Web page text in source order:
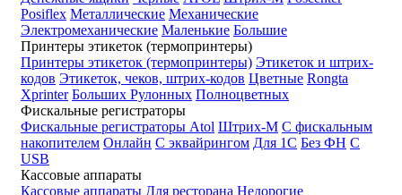
Posiflex Металлические Механические
Электромеханические Маленькие Большие
Принтеры этикеток (термопринтеры)
Принтеры этикеток (термопринтеры) Этикеток и штрих-
кодов Этикеток, чеков, штрих-кодов Цветные Rongta
Xprinter Больших Рулонных Полноцветных
Фискальные регистраторы
Фискальные регистраторы Atol Штрих-М С фискальным
накопителем Онлайн С эквайрингом Для 1С Без ФН С
USB
Кассовые аппараты
Кассовые аппараты Для ресторана Недорогие